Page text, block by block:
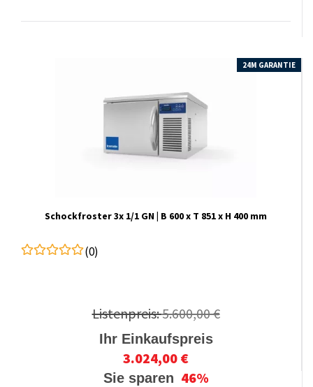
24M GARANTIE
Schockfroster 3x 1/1 GN | B 600 x T 851 x H 400 mm
(0)
Listenpreis:5.600,00 €
Ihr Einkaufspreis
3.024,00 €
Sie sparen 46%